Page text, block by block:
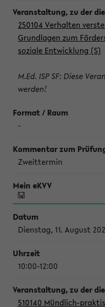
250104 Verhalten
Grundlagen zum
soziale Entwicklung (S)
M.Ed. ISP SF: Diese
werden!
-
Zweittermin
Dienstag, 11. August
10:00-12:00
510140 Mündlich-